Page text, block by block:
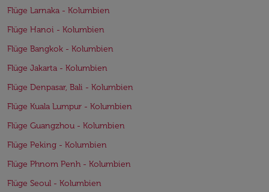
Flüge Larnaka - Kolumbien
Flüge Hanoi - Kolumbien
Flüge Bangkok - Kolumbien
Flüge Jakarta - Kolumbien
Flüge Denpasar, Bali - Kolumbien
Flüge Kuala Lumpur - Kolumbien
Flüge Guangzhou - Kolumbien
Flüge Peking - Kolumbien
Flüge Phnom Penh - Kolumbien
Flüge Seoul - Kolumbien